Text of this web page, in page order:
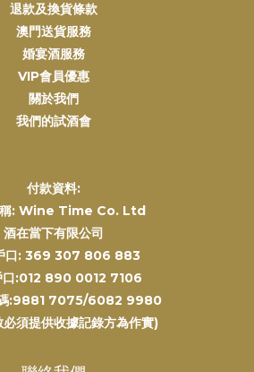
退款及換貨條款
澳門送貨服務
婚宴酒服務
VIP會員優惠
關於我們
我們的試酒會
付款資料:
稱: Wine Time Co. Ltd
酒在當下有限公司
口: 369 307 806 883
口:012 890 0012 7106
:9881 7075/6082 9980
必須提供收據記錄方為作實)